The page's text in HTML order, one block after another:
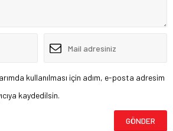
kullanılması için adım, e-posta adresim
kaydedilsin.